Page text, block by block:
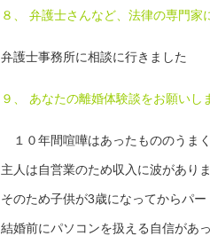
８、 弁護士さんなど、法律の専門家
弁護士事務所に相談に行きました
９、 あなたの離婚体験談をお願いし
１０年間喧嘩はあったもののうま
主人は自営業のため収入に波がありま
そのため子供が3歳になってからパ
結婚前にパソコンを扱える自信があ